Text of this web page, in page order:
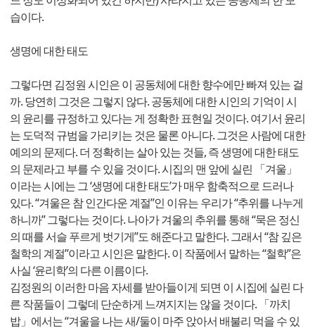
습이다.
생명에 대한 태도
그렇다면 김정원 시인은 이 공동체에 대한 향수에만 빠져 있는 걸
까. 당연히 그것은 그렇지 않다. 공동체에 대한 시인의 기억이 시
의 윤리를 규정하고 있다는 게 정확한 표현일 것이다. 여기서 윤리
는 도덕적 규범을 가리키는 것은 물론 아니다. 그것은 사람에 대한
예의의 문제다. 더 정확히는 살아 있는 것들, 즉 생명에 대한 태도
의 문제라고 부를 수 있을 것이다. 시집의 맨 앞에 실린 「겨울」
이라는 시에는 그 ‘생명에 대한 태도’가 매우 함축적으로 드러나
있다. “겨울은 참 인간다운 계절”인 이유는 우리가 “추위를 나누게
하니까” 그렇다는 것이다. 나아가 겨울의 추위를 통해 “묵은 정신
의 때를 서슬 푸르게 벗기게”도 해준다고 말한다. 그래서 “참 깊은
철학의 계절”이라고 시인은 말한다. 이 작품에서 말하는 “철학”은
사실 ‘윤리학’의 다른 이름이다.
김정원의 이러한 마음 자세를 받아들이게 되면 이 시집에 실린 다
른 작품들이 그렇데 단순하게 느껴지지는 않을 것이다. 「까치
밥」에서는 “겨울을 나는 새/둘이 마주 앉아서 배불리 먹을 수 있